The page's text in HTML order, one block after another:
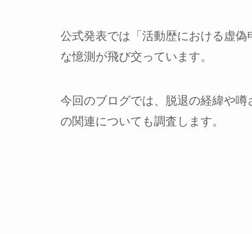
公式発表では「活動歴における虚
な憶測が飛び交っています。
今回のブログでは、脱退の経緯や
の関連についても調査します。